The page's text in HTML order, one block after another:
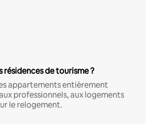
résidences de tourisme ?
appartements entièrement
professionnels, aux logements
le relogement.